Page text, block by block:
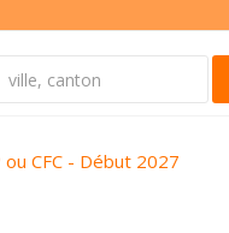
CFC - Début 2027